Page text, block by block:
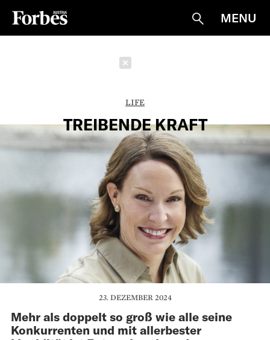
Suche
MENU
LIFE
TREIBENDE KRAFT
23. DEZEMBER 2024
Mehr als doppelt so groß wie alle seine
Konkurrenten und mit allerbester